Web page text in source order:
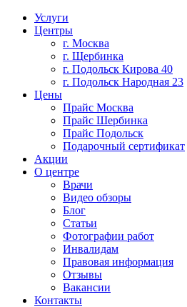
Услуги
Центры
г. Москва
г. Щербинка
г. Подольск Кирова 40
г. Подольск Народная 23
Цены
Прайс Москва
Прайс Шербинка
Прайс Подольск
Подарочный сертификат
Акции
О центре
Врачи
Видео обзоры
Блог
Статьи
Фотографии работ
Инвалидам
Правовая информация
Отзывы
Вакансии
Контакты